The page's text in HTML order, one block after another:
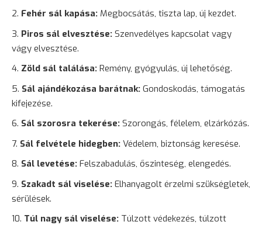
Fehér sál kapása: Megbocsátás, tiszta lap, új kezdet.
Piros sál elvesztése: Szenvedélyes kapcsolat vagy
vágy elvesztése.
Zöld sál találása: Remény, gyógyulás, új lehetőség.
Sál ajándékozása barátnak: Gondoskodás, támogatás
kifejezése.
Sál szorosra tekerése: Szorongás, félelem, elzárkózás.
Sál felvétele hidegben: Védelem, biztonság keresése.
Sál levetése: Felszabadulás, őszinteség, elengedés.
Szakadt sál viselése: Elhanyagolt érzelmi szükségletek,
sérülések.
Túl nagy sál viselése: Túlzott védekezés, túlzott